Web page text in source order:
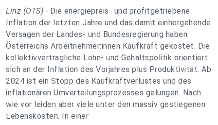
Linz (OTS) - Die energiepreis- und profitgetriebene
Inflation der letzten Jahre und das damit einhergehende
Versagen der Landes- und Bundesregierung haben
Österreichs Arbeitnehmer:innen Kaufkraft gekostet. Die
kollektivvertragliche Lohn- und Gehaltspolitik orientiert
sich an der Inflation des Vorjahres plus Produktivität. Ab
2024 ist ein Stopp des Kaufkraftverlustes und des
inflationären Umverteilungsprozesses gelungen. Nach
wie vor leiden aber viele unter den massiv gestiegenen
Lebenskosten. In einer